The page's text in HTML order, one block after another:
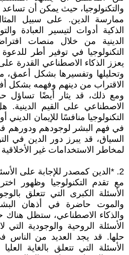
والتكنولوجيا، حيث يمكن أن تساعد
ممارسة الدين. على سبيل
الذكية أدوات لتيسير العبادة
الدينية من خلال منصات
التكنولوجيا في توفير أطر
يعزز الذكاء الاصطناعي القدرة
وتحليلها وتفسيرها بشكل أعمق،
الاقتراب من دينهم وفهمه بشكل
ومع ذلك، قد يثار أيضًا تساؤل
الاصطناعي على القيم
التكنولوجيا منافسًا للإيمان
في فهم البشر لوجودهم ودورهم
السياق، قد يبرز دور الدين في
لمخاطر الاستخدامات غير الأخلاقية
2. *الدين كمصدر للإجابة على الأسئلة الوجودية*
مع تقدم التكنولوجيا وظهور
الأسئلة الكبرى التي تتعلق
والموت حاضرة في أذهان
والذكاء الاصطناعي، ستظل هناك
الأسئلة الروحية والوجودية
حلها. قد يجد العديد من الناس
الأسئلة التي تتعلق بالغاية